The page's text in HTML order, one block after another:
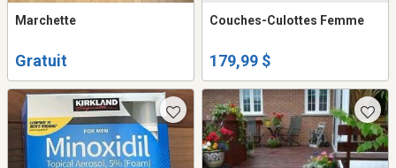
Marchette
Gratuit
Couches-Culottes Femme
179,99 $